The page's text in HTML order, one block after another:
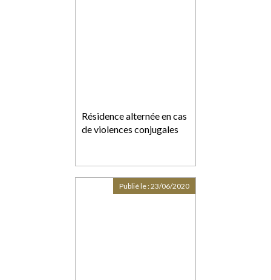
Résidence alternée en cas
de violences conjugales
Publié le :23/06/2020